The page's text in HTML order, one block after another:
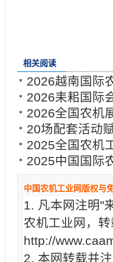
相关阅读
2026越南国际
2026耒耜国际
2026全国农机
20场配套活动
2025全国农机
2025中国国际
中国农机工业网版权与
1. 凡本网注明"
农机工业网，
http://
2. 本网转载并